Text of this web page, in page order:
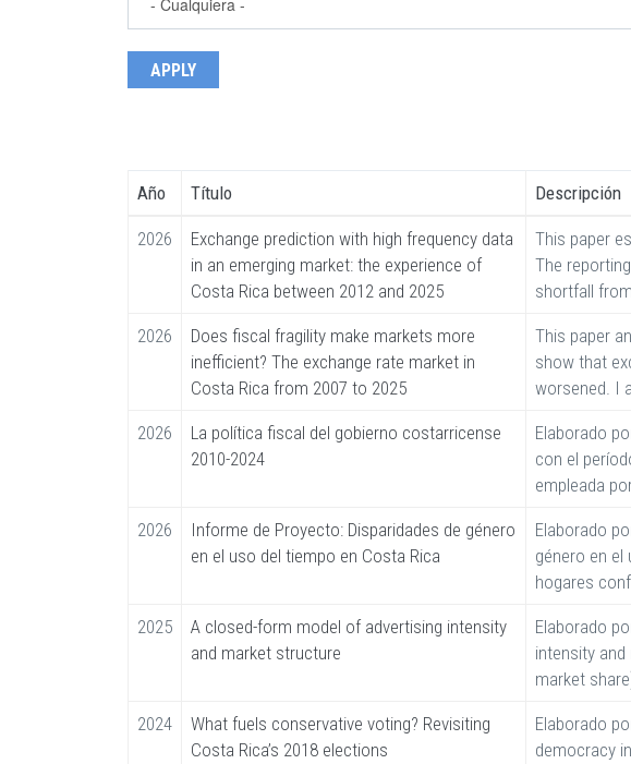
Año Título Descripción
2026
Exchange prediction with high frequency data
in an emerging market: the experience of
Costa Rica between 2012 and 2025
This paper
The
shortfall
2026
Does fiscal fragility make markets more
inefficient? The exchange rate market in
Costa Rica from 2007 to 2025
This paper
show that
worsened. I
2026
La política fiscal del gobierno costarricense
2010-2024
Elaborado
con el
empleada
2026
Informe de Proyecto: Disparidades de género
en el uso del tiempo en Costa Rica
Elaborado
género en el
hogares
2025
A closed-form model of advertising intensity
and market structure
Elaborado
intensity
market
2024
What fuels conservative voting? Revisiting
Costa Rica’s 2018 elections
Elaborado
democracy